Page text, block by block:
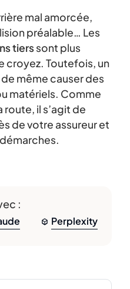
mal amorcée,
préalable… Les
tierssont plus
croyez. Toutefois, un
même causer des
matériels. Comme
il s’agit de
de votre assureur et
:
Perplexity